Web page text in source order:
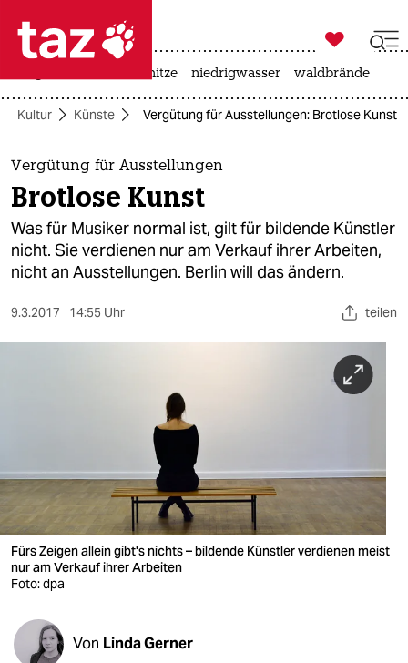
 taz zahl ich
taz zahl ich
themen
politik
öko
wahrheit
verlag
verlag
shop

taz zahl ich
hitze niedrigwasser waldbrände
Kultur Künste Vergütung für Ausstellungen: Brotlose Kunst
Vergütung für Ausstellungen
Brotlose Kunst
Was für Musiker normal ist, gilt für bildende Künstler
nicht. Sie verdienen nur am Verkauf ihrer Arbeiten,
nicht an Ausstellungen. Berlin will das ändern.
9.3.2017 14:55 Uhr teilen
Fürs Zeigen allein gibt's nichts – bildende Künstler verdienen meist
nur am Verkauf ihrer Arbeiten
Foto: dpa
Von Linda Gerner